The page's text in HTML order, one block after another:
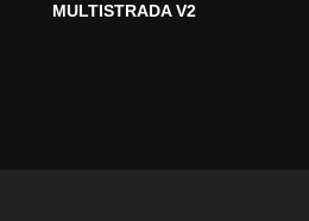
MULTISTRADA V2